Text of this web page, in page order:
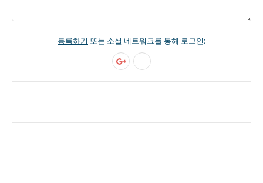
등록하기 또는 소셜 네트워크를 통해 로그인: